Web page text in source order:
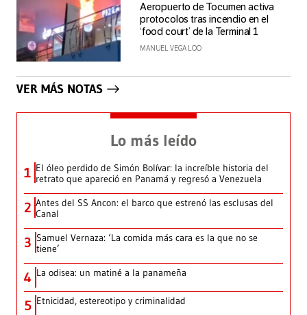
Aeropuerto de Tocumen activa
protocolos tras incendio en el
‘food court’ de la Terminal 1
MANUEL VEGA LOO
VER MÁS NOTAS
Lo más leído
1 El óleo perdido de Simón Bolívar: la increíble historia del
retrato que apareció en Panamá y regresó a Venezuela
2 Antes del SS Ancon: el barco que estrenó las esclusas del
Canal
3 Samuel Vernaza: ‘La comida más cara es la que no se
tiene’
4 La odisea: un matiné a la panameña
5 Etnicidad, estereotipo y criminalidad